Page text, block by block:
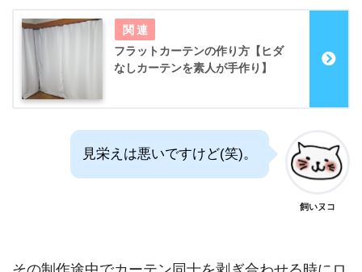
フラットカーテンの作り方【ヒダ
なしカーテンを素人が手作り】
見栄えは悪いですけど(笑)。
飼いヌコ